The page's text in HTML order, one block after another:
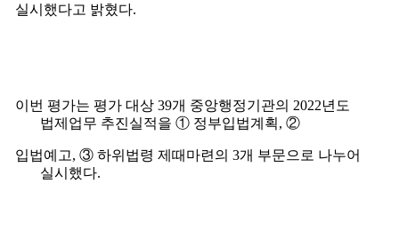
실시했다고 밝혔다.
이번 평가는 평가 대상 39개 중앙행정기관의 2022년도
법제업무 추진실적을 ① 정부입법계획, ②
입법예고, ③ 하위법령 제때마련의 3개 부문으로 나누어
실시했다.